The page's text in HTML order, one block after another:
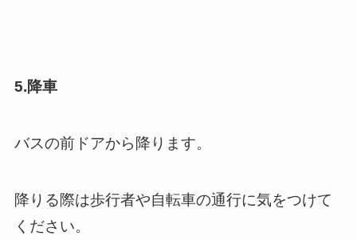
5.降車
バスの前ドアから降ります。
降りる際は歩行者や自転車の通行に気をつけて
ください。